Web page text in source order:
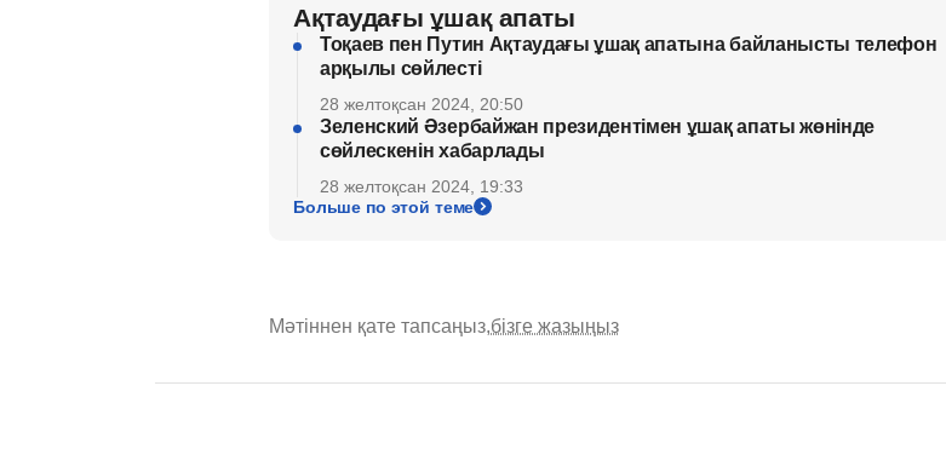
Ақтаудағы ұшақ апаты
Тоқаев пен Путин Ақтаудағы ұшақ апатына байланысты телефон
арқылы сөйлесті
28 желтоқсан 2024, 20:50
Зеленский Әзербайжан президентімен ұшақ апаты жөнінде
сөйлескенін хабарлады
28 желтоқсан 2024, 19:33
Больше по этой теме
Мәтіннен қате тапсаңыз,бізге жазыңыз